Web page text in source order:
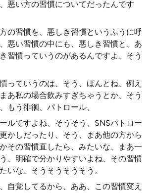
悪い方の習慣についてだったんです
の習慣を、悪しき習慣というふうに呼
悪い習慣の中にも、悪しき習慣と、あ
習慣っていうのがあるんですよ、そう
っていうのは、そう、ほんとね、例え
あ私の場合飲みすぎちゃうとか、そう
もう徘徊、パトロール、
ルですよね、そうそう、SNSパトロー
かしだったり、そう、まあ他の方から
その習慣直したら、みたいな、まあ一
、明確で分かりやすいよね、その習慣
いな、そうそうそうそう。
自覚してるから、ああ、この習慣変え